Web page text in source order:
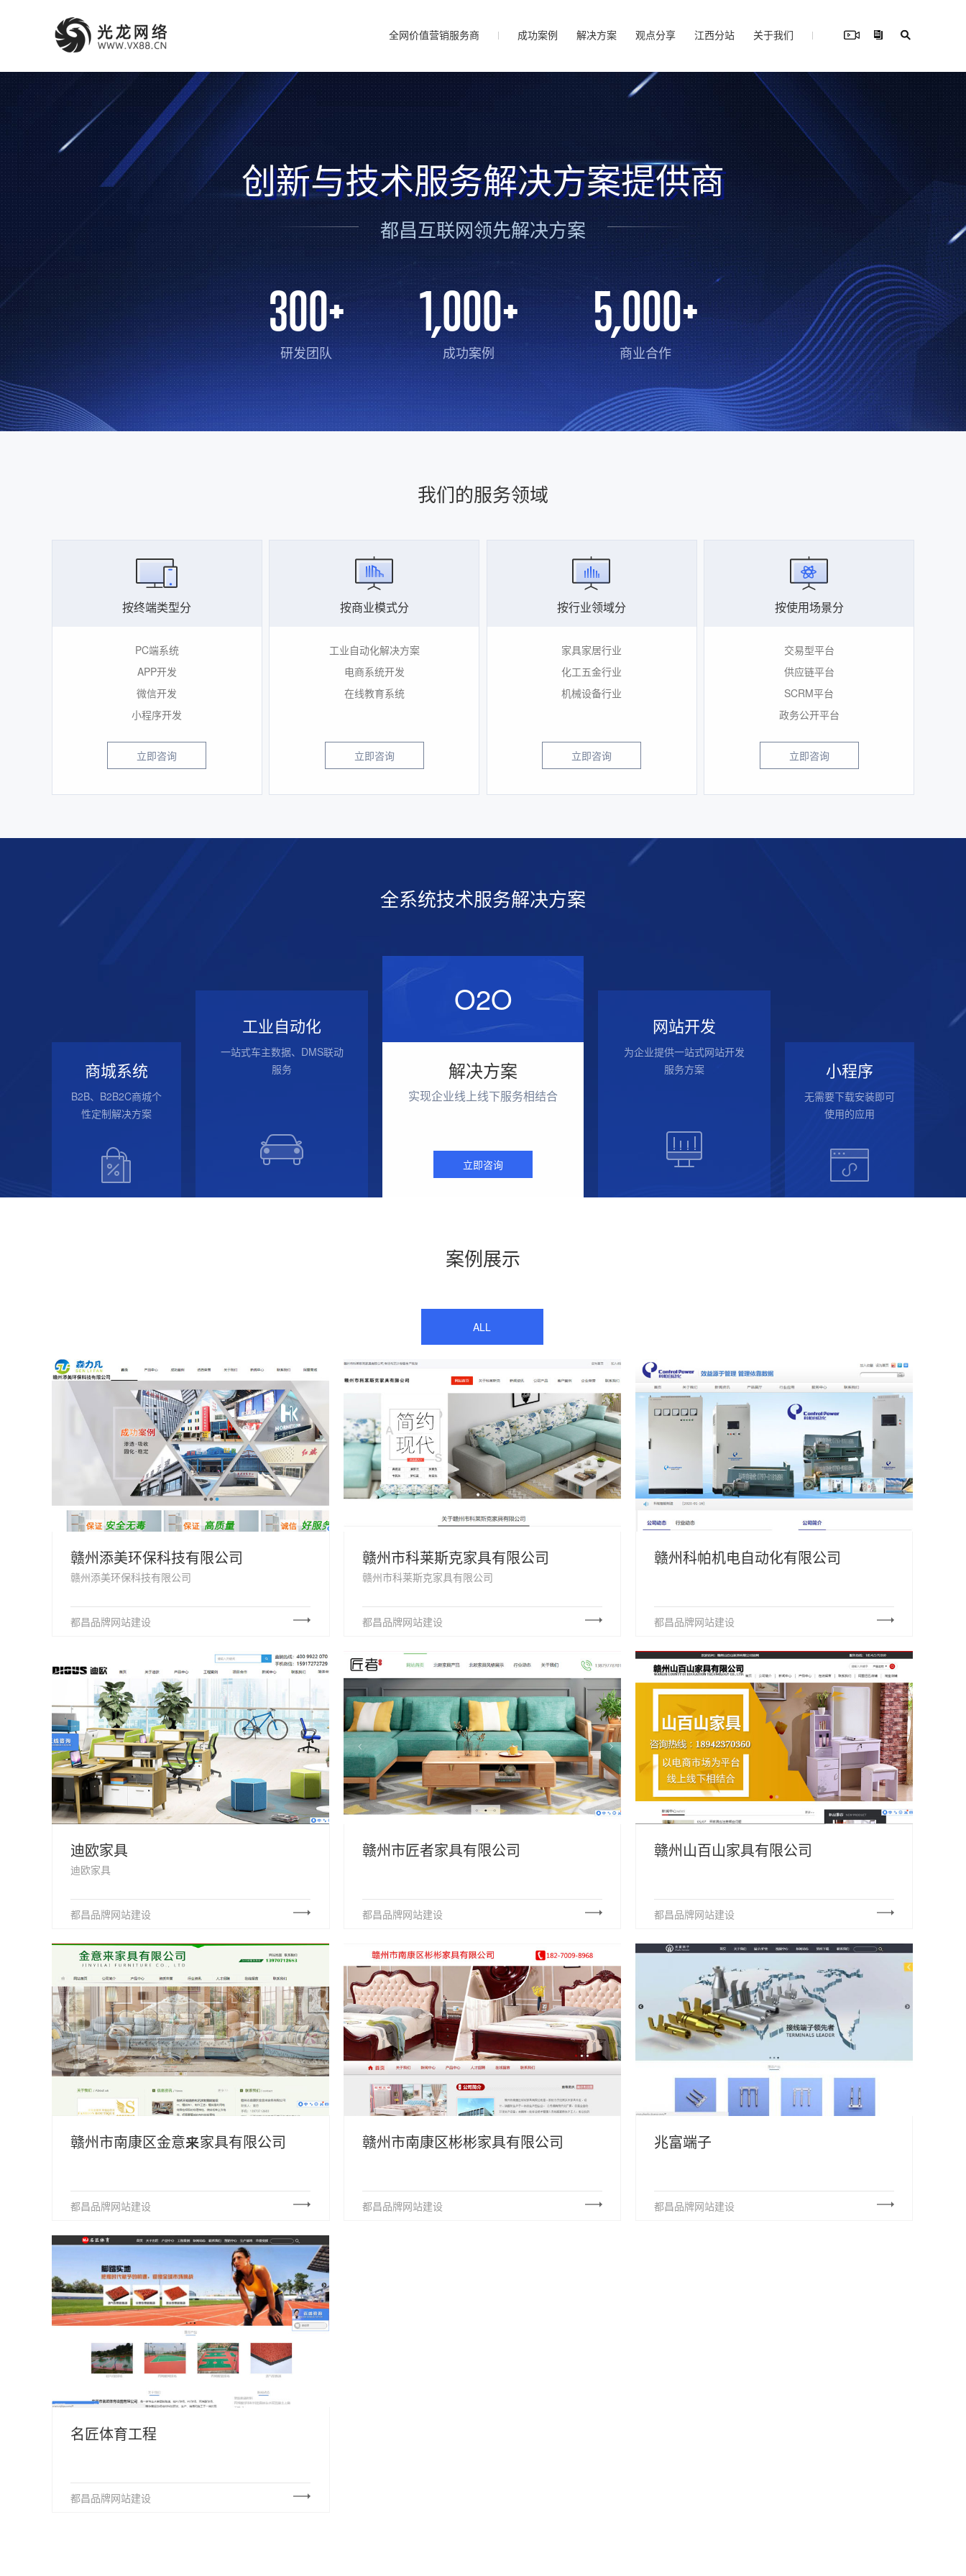
全网价值营销服务商 成功案例 解决方案 观点分享 江西分站 关于我们
创新与技术服务解决方案提供商
都昌互联网领先解决方案
300+
研发团队
1,000+
成功案例
5,000+
商业合作
我们的服务领域
按终端类型分
PC端系统
APP开发
微信开发
小程序开发
立即咨询
按商业模式分
工业自动化解决方案
电商系统开发
在线教育系统
立即咨询
按行业领域分
家具家居行业
化工五金行业
机械设备行业
立即咨询
按使用场景分
交易型平台
供应链平台
SCRM平台
政务公开平台
立即咨询
全系统技术服务解决方案
商城系统
B2B、B2B2C商城个
性定制解决方案
工业自动化
一站式车主数据、DMS联动
服务
O2O
解决方案
实现企业线上线下服务相结合
立即咨询
网站开发
为企业提供一站式网站开发
服务方案
小程序
无需要下载安装即可
使用的应用
案例展示
ALL
赣州添美环保科技有限公司
赣州添美环保科技有限公司
都昌品牌网站建设
赣州市科莱斯克家具有限公司
赣州市科莱斯克家具有限公司
都昌品牌网站建设
赣州科帕机电自动化有限公司
都昌品牌网站建设
迪欧家具
迪欧家具
都昌品牌网站建设
赣州市匠者家具有限公司
都昌品牌网站建设
赣州山百山家具有限公司
都昌品牌网站建设
赣州市南康区金意来家具有限公司
都昌品牌网站建设
赣州市南康区彬彬家具有限公司
都昌品牌网站建设
兆富端子
都昌品牌网站建设
名匠体育工程
都昌品牌网站建设